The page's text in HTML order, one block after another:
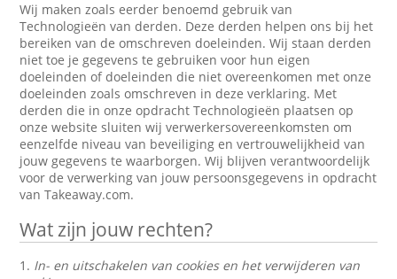
Wij maken zoals eerder benoemd gebruik van
Technologieën van derden. Deze derden helpen ons bij het
bereiken van de omschreven doeleinden. Wij staan derden
niet toe je gegevens te gebruiken voor hun eigen
doeleinden of doeleinden die niet overeenkomen met onze
doeleinden zoals omschreven in deze verklaring. Met
derden die in onze opdracht Technologieën plaatsen op
onze website sluiten wij verwerkersovereenkomsten om
eenzelfde niveau van beveiliging en vertrouwelijkheid van
jouw gegevens te waarborgen. Wij blijven verantwoordelijk
voor de verwerking van jouw persoonsgegevens in opdracht
van Takeaway.com.
Wat zijn jouw rechten?
1. In- en uitschakelen van cookies en het verwijderen van